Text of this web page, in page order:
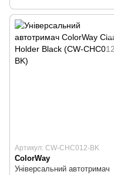
Артикул: CW-CHC012-BK
ColorWay
Універсальний автотримач